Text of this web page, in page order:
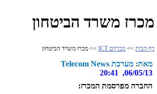
מכרז משרד הביטחון
דף הבית >> מכרזים ICT >> מכרז משרד הביטחון
מאת: מערכת Telecom News
06/05/13, 20:41
החברה מפרסמת המכרז: